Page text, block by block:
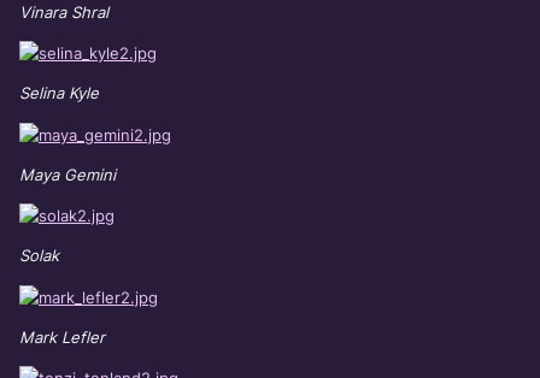
Vinara Shral
Selina Kyle
Maya Gemini
Solak
Mark Lefler